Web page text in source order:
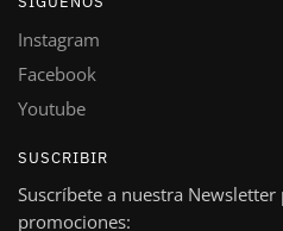
Instagram
Facebook
Youtube
SUSCRIBIR
Suscríbete a nuestra
promociones: